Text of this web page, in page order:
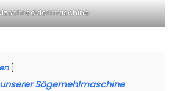
Sägemehlmaschine